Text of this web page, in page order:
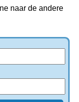
naar de andere